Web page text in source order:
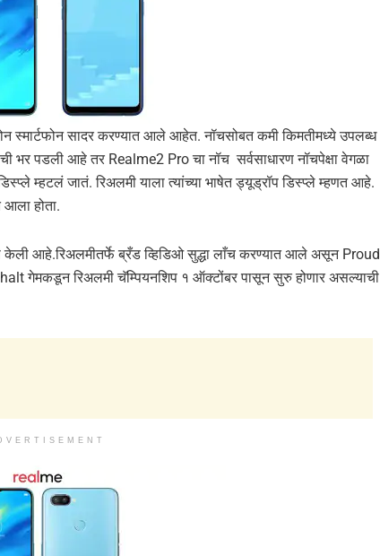
सादर करण्यात आले आहेत. नॉचसोबत कमी किमतीमध्ये उपलब्ध
भर पडली आहे तर Realme2 Pro चा नॉच सर्वसाधारण नॉचपेक्षा वेगळा
म्हटलं जातं. रिअलमी याला त्यांच्या भाषेत ड्यूड्रॉप डिस्प्ले म्हणत आहे.
होता.
केली आहे.रिअलमीतर्फे ब्रँड व्हिडिओ सुद्धा लाँच करण्यात आले असून Proud
गेमकडून रिअलमी चॅम्पियनशिप १ ऑक्टोंबर पासून सुरु होणार असल्याची